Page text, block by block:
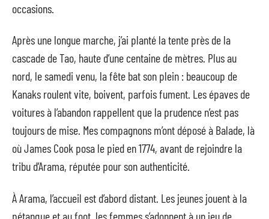
occasions.
Après une longue marche, j’ai planté la tente près de la
cascade de Tao, haute d’une centaine de mètres. Plus au
nord, le samedi venu, la fête bat son plein : beaucoup de
Kanaks roulent vite, boivent, parfois fument. Les épaves de
voitures à l’abandon rappellent que la prudence n’est pas
toujours de mise. Mes compagnons m’ont déposé à Balade, là
où James Cook posa le pied en 1774, avant de rejoindre la
tribu d’Arama, réputée pour son authenticité.
À Arama, l’accueil est d’abord distant. Les jeunes jouent à la
pétanque et au foot, les femmes s’adonnent à un jeu de